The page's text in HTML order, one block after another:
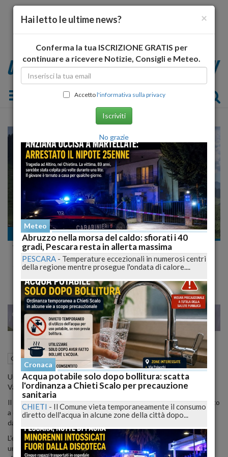
Toggle navigation
Cronaca nazionale
Veivolo con due persone a bordo disperso
sulle alpi Valdostane
28 29
Cronaca nazionale Aosta (AO) 30 Agosto 2018 10:25
Un aereo da turismo con due persone a bordo risulta disperso tra
Valle d'Aosta e Savoia (Francia), nell'area del Monte Miravidi.
Il velivolo, decollato in Germania e diretto a Marsiglia, non è arrivato
a destinazione. Le ricerche sono in corso e per il momento hanno
dato esito negativo.
L'elicottero della protezione civile della Valle d'Aosta ha eseguito
una ricognizione nella zona del Col du Breuil (La Thuile), in seguito
×
Hai letto le ultime news?
Conferma la tua ISCRIZIONE GRATIS per
continuare a ricevere Notizie, Consigli e Meteo.
Accettol'informativa sulla privacy
Iscriviti
No grazie
Meteo
Abruzzo nella morsa del caldo: sfiorati i 40
gradi, Pescara resta in allerta massima
PESCARA - Temperature eccezionali in numerosi centri
della regione mentre prosegue l'ondata di calore....
Cronaca
Acqua potabile solo dopo bollitura: scatta
l'ordinanza a Chieti Scalo per precauzione
sanitaria
CHIETI - Il Comune vieta temporaneamente il consumo
diretto dell'acqua in alcune zone della città dopo...